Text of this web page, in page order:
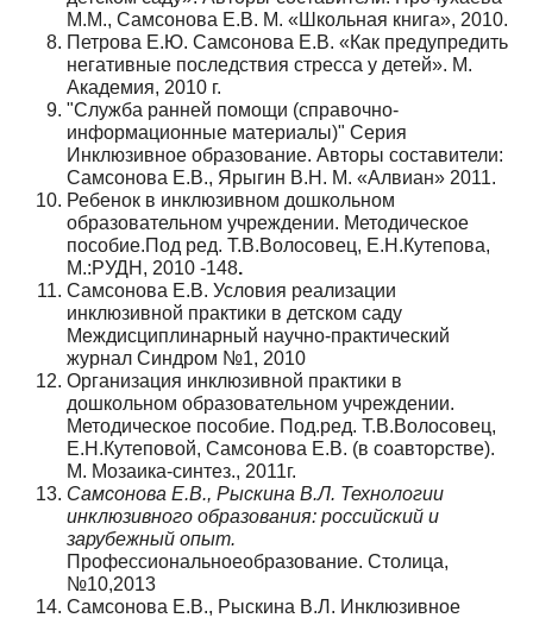
М.М., Самсонова Е.В. М. «Школьная книга», 2010.
Петрова Е.Ю. Самсонова Е.В. «Как предупредить
негативные последствия стресса у детей». М.
Академия, 2010 г.
"Служба ранней помощи (справочно-
информационные материалы)" Серия
Инклюзивное образование. Авторы составители:
Самсонова Е.В., Ярыгин В.Н. М. «Алвиан» 2011.
Ребенок в инклюзивном дошкольном
образовательном учреждении. Методическое
пособие.Под ред. Т.В.Волосовец, Е.Н.Кутепова,
М.:РУДН, 2010 -148.
Самсонова Е.В. Условия реализации
инклюзивной практики в детском саду
Междисциплинарный научно-практический
журнал Синдром №1, 2010
Организация инклюзивной практики в
дошкольном образовательном учреждении.
Методическое пособие. Под.ред. Т.В.Волосовец,
Е.Н.Кутеповой, Самсонова Е.В. (в соавторстве).
М. Мозаика-синтез., 2011г.
Самсонова Е.В., Рыскина В.Л. Технологии
инклюзивного образования: российский и
зарубежный опыт.
Профессиональноеобразование. Столица,
№10,2013
Самсонова Е.В., Рыскина В.Л. Инклюзивное